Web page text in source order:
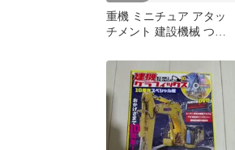
重機 ミニチュア アタッ
チメント 建設機械 つか